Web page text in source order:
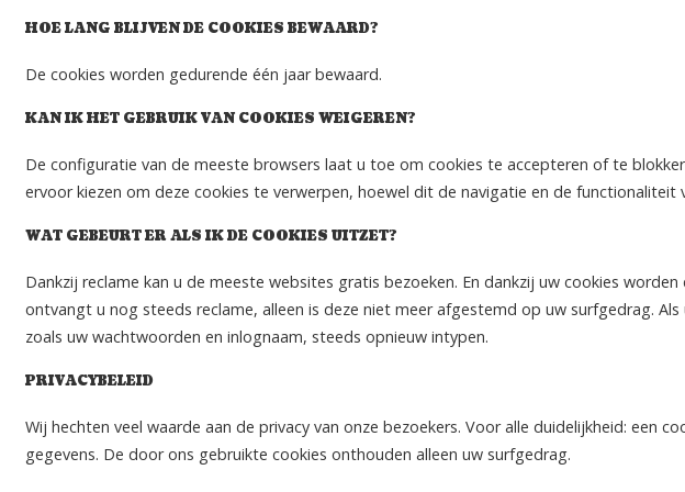
HOE LANG BLIJVEN DE COOKIES BEWAARD?
De cookies worden gedurende één jaar bewaard.
KAN IK HET GEBRUIK VAN COOKIES WEIGEREN?
De configuratie van de meeste browsers laat u toe om cookies te accepteren of te
ervoor kiezen om deze cookies te verwerpen, hoewel dit de navigatie en de
WAT GEBEURT ER ALS IK DE COOKIES UITZET?
Dankzij reclame kan u de meeste websites gratis bezoeken. En dankzij uw cookies
ontvangt u nog steeds reclame, alleen is deze niet meer afgestemd op uw surfgedrag.
zoals uw wachtwoorden en inlognaam, steeds opnieuw intypen.
PRIVACYBELEID
Wij hechten veel waarde aan de privacy van onze bezoekers. Voor alle duidelijkheid:
gegevens. De door ons gebruikte cookies onthouden alleen uw surfgedrag.